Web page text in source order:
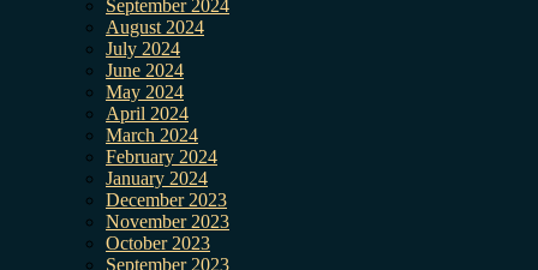
September 2024
August 2024
July 2024
June 2024
May 2024
April 2024
March 2024
February 2024
January 2024
December 2023
November 2023
October 2023
September 2023